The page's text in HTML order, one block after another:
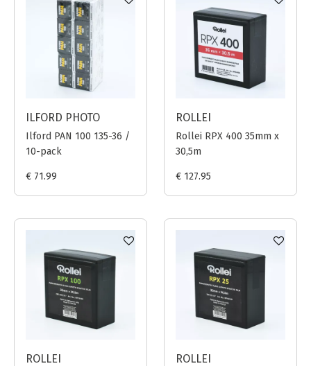
ILFORD PHOTO
Ilford PAN 100 135-36 /
10-pack
€ 71.99
ROLLEI
Rollei RPX 400 35mm x
30,5m
€ 127.95
ROLLEI ROLLEI